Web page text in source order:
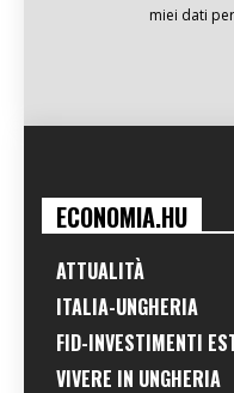
miei dati
ECONOMIA.HU
ATTUALITÀ
ITALIA-UNGHERIA
FID-INVESTIMENTI
VIVERE IN UNGHERIA